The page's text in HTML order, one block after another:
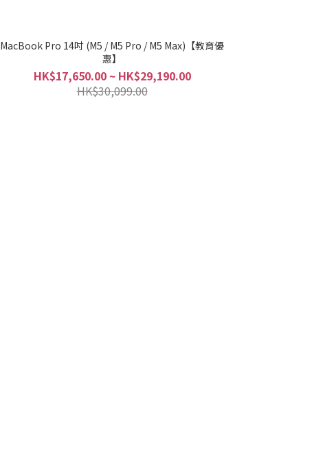
MacBook Pro 14吋 (M5 / M5 Pro / M5 Max)【教育優
惠】
HK$17,650.00 ~ HK$29,190.00
HK$30,099.00